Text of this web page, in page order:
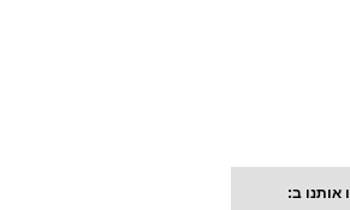
אותנו ב: